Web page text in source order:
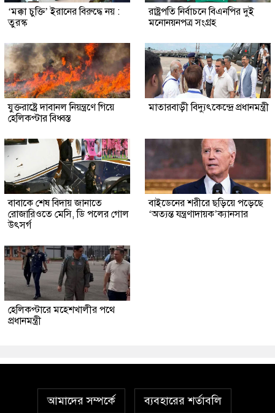
‘মক্কা চুক্তি’ ইরানের বিরুদ্ধে নয় :
তুরস্ক
রাষ্ট্রপতি নির্বাচনে বিএনপির দুই
মনোনয়নপত্র সংগ্রহ
যুক্তরাষ্ট্রে দাবানল নিয়ন্ত্রণে গিয়ে
হেলিকপ্টার বিধ্বস্ত
মাতারবাড়ী বিদ্যুৎকেন্দ্রে প্রধানমন্ত্রী
বাবাকে শেষ বিদায় জানাতে
রোজারিওতে মেসি, ডি পলের গোল
উৎসর্গ
বাইডেনের শরীরে ছড়িয়ে পড়েছে
‘অত্যন্ত যন্ত্রণাদায়ক’ক্যানসার
হেলিকপ্টারে মহেশখালীর পথে
প্রধানমন্ত্রী
আমাদের সম্পর্কে ব্যবহারের শর্তাবলি